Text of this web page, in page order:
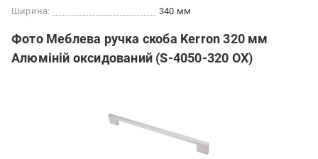
Ширина:
340 мм
Фото Меблева ручка скоба Kerron 320 мм
Алюміній оксидований (S-4050-320 OX)